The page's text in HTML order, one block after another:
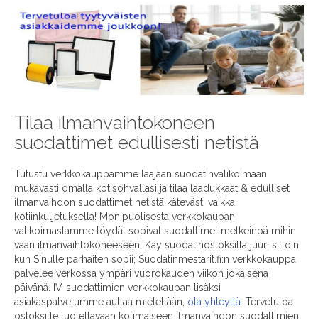
Tilaa ilmanvaihtokoneen
suodattimet edullisesti netistä
Tutustu verkkokauppamme laajaan suodatinvalikoimaan
mukavasti omalla kotisohvallasi ja tilaa laadukkaat & edulliset
ilmanvaihdon suodattimet netistä kätevästi vaikka
kotiinkuljetuksella! Monipuolisesta verkkokaupan
valikoimastamme löydät sopivat suodattimet melkeinpä mihin
vaan ilmanvaihtokoneeseen. Käy suodatinostoksilla juuri silloin
kun Sinulle parhaiten sopii; Suodatinmestarit.fi:n verkkokauppa
palvelee verkossa ympäri vuorokauden viikon jokaisena
päivänä. IV-suodattimien verkkokaupan lisäksi
asiakaspalvelumme auttaa mielellään, ota yhteyttä. Tervetuloa
ostoksille luotettavaan kotimaiseen ilmanvaihdon suodattimien